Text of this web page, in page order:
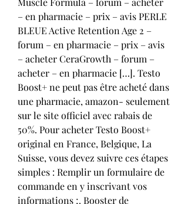
– en pharmacie – prix – avis PERLE
BLEUE Active Retention Age 2 –
forum – en pharmacie – prix – avis
– acheter CeraGrowth – forum –
acheter – en pharmacie […]. Testo
Boost+ ne peut pas être acheté dans
une pharmacie, amazon- seulement
sur le site officiel avec rabais de
50%. Pour acheter Testo Boost+
original en France, Belgique, La
Suisse, vous devez suivre ces étapes
simples : Remplir un formulaire de
commande en y inscrivant vos
informations ;. Booster de